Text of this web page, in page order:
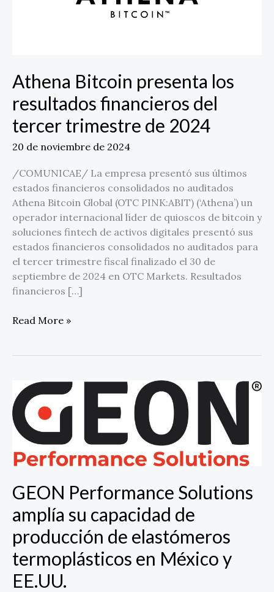
Athena Bitcoin presenta los
resultados financieros del
tercer trimestre de 2024
20 de noviembre de 2024
/COMUNICAE/ La empresa presentó sus últimos
estados financieros consolidados no auditados
Athena Bitcoin Global (OTC PINK:ABIT) (‘Athena’) un
operador internacional líder de quioscos de bitcoin y
soluciones fintech de activos digitales presentó sus
estados financieros consolidados no auditados para
el tercer trimestre fiscal finalizado el 30 de
septiembre de 2024 en OTC Markets. Resultados
financieros […]
Read More »
GEON Performance Solutions
amplía su capacidad de
producción de elastómeros
termoplásticos en México y
EE.UU.
GEON
Performance
Solutions
amplía
capacidad
producción
elastómeros
termoplásticos
en
México
y